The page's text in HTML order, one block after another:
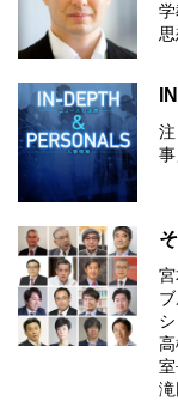
思
室